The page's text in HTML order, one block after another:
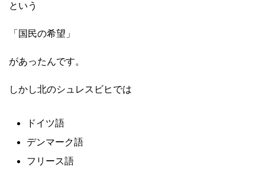
という
「国民の希望」
があったんです。
しかし北のシュレスビヒでは
ドイツ語
デンマーク語
フリース語